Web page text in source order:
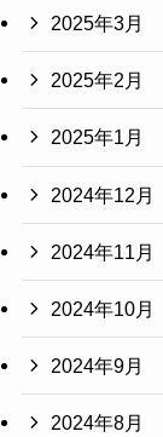
2025年3月
2025年2月
2025年1月
2024年12月
2024年11月
2024年10月
2024年9月
2024年8月